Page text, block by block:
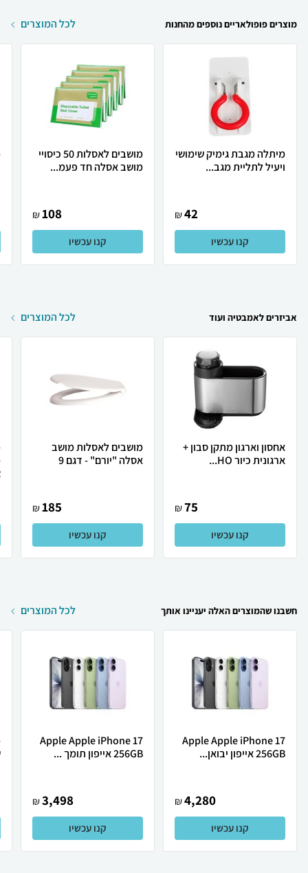
מוצרים פופולאריים נוספים מהחנות לכל המוצרים
מיתלה מגבת גימיק שימושי
ויעיל לתליית מגב...
42
₪
קנו עכשיו
מושבים לאסלות 50 כיסויי
מושב אסלה חד פעמ...
108
₪
קנו עכשיו
אביזרים לאמבטיה ועוד לכל המוצרים
אחסון וארגון מתקן סבון +
ארגונית כיור HO...
75
₪
קנו עכשיו
מושבים לאסלות מושב
אסלה "יורם" - דגם 9
185
₪
קנו עכשיו
חשבנו שהמוצרים האלה יעניינו אותך לכל המוצרים
Apple Apple iPhone 17
256GB אייפון יבואן...
4,280
₪
קנו עכשיו
Apple Apple iPhone 17
256GB אייפון תומך ...
3,498
₪
קנו עכשיו